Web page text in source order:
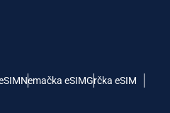
Nemačka eSIMGrčka eSIM